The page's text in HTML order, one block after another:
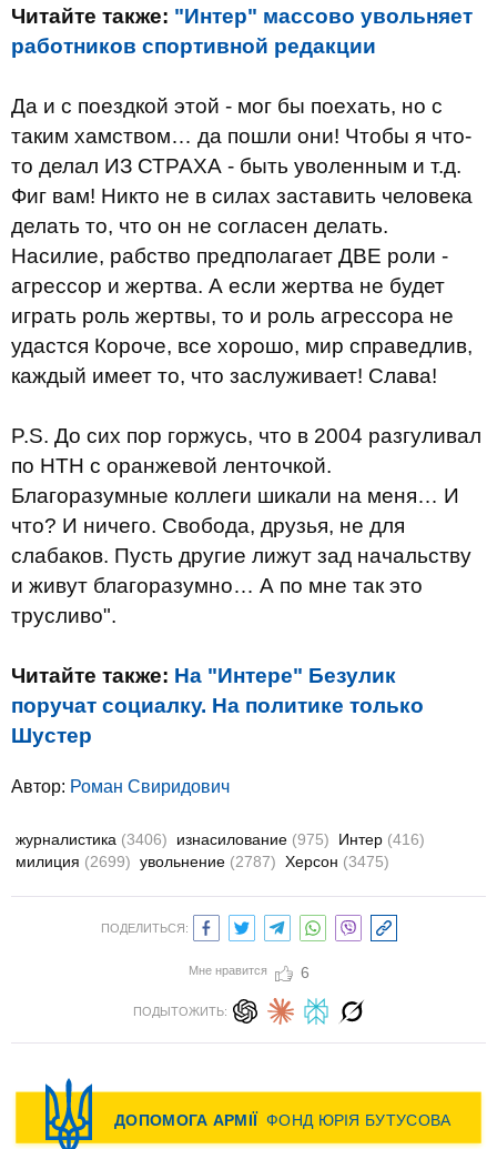
Читайте также: "Интер" массово увольняет
работников спортивной редакции
Да и с поездкой этой - мог бы поехать, но с
таким хамством… да пошли они! Чтобы я что-
то делал ИЗ СТРАХА - быть уволенным и т.д.
Фиг вам! Никто не в силах заставить человека
делать то, что он не согласен делать.
Насилие, рабство предполагает ДВЕ роли -
агрессор и жертва. А если жертва не будет
играть роль жертвы, то и роль агрессора не
удастся Короче, все хорошо, мир справедлив,
каждый имеет то, что заслуживает! Слава!
P.S. До сих пор горжусь, что в 2004 разгуливал
по НТН с оранжевой ленточкой.
Благоразумные коллеги шикали на меня… И
что? И ничего. Свобода, друзья, не для
слабаков. Пусть другие лижут зад начальству
и живут благоразумно… А по мне так это
трусливо".
Читайте также: На "Интере" Безулик
поручат социалку. На политике только
Шустер
Автор: Роман Свиридович
журналистика (3406) изнасилование (975) Интер (416)
милиция (2699) увольнение (2787) Херсон (3475)
ПОДЕЛИТЬСЯ:
Мне нравится 6
ПОДЫТОЖИТЬ: